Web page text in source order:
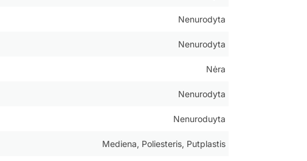
Nenurodyta
Nenurodyta
Nėra
Nenurodyta
Nenuroduyta
Mediena, Poliesteris, Putplastis